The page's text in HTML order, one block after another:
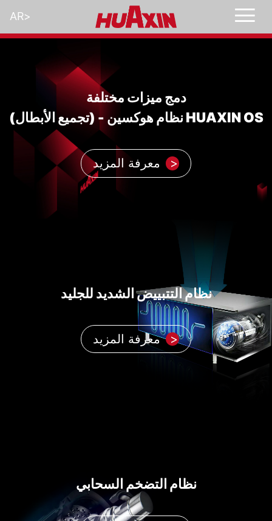
AR>
دمج ميزات مختلفة
(تجميع الأبطال) - نظام هوكسين HUAXIN OS
معرفة المزيد
نظام التتبييض الشديد للجليد
معرفة المزيد
نظام التضخم السحابي